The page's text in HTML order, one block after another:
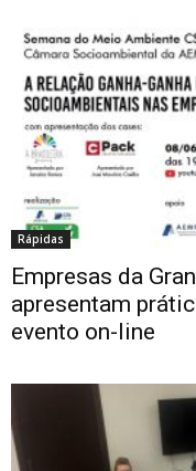
Rápidas
Empresas da
apresentam
evento on-line